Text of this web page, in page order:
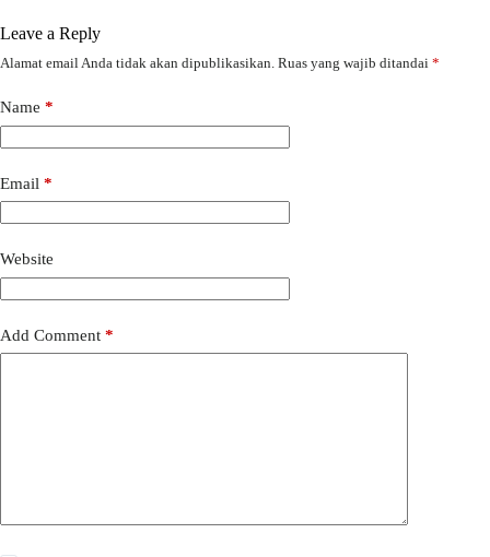
Leave a Reply
Alamat email Anda tidak akan dipublikasikan. Ruas yang wajib ditandai *
Name *
Email *
Website
Add Comment *